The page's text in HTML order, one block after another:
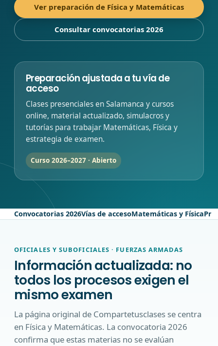
Ver preparación de Física y Matemáticas
Consultar convocatorias 2026
Preparación ajustada a tu vía de
acceso
Clases presenciales en Salamanca y cursos
online, material actualizado, simulacros y
tutorías para trabajar Matemáticas, Física y
estrategia de examen.
Curso 2026–2027 · Abierto
Convocatorias 2026Vías de accesoMatemáticas y Física
OFICIALES Y SUBOFICIALES · FUERZAS ARMADAS
Información actualizada: no
todos los procesos exigen el
mismo examen
La página original de Compartetusclases se centra
en Física y Matemáticas. La convocatoria 2026
confirma que estas materias no se evalúan